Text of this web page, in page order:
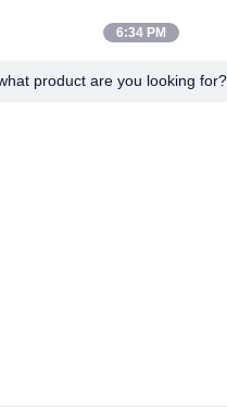
6:34 PM
product are you looking for?